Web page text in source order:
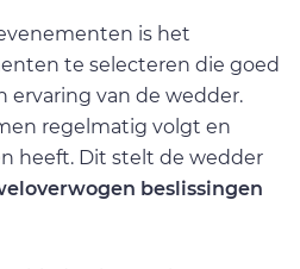
is het
te selecteren die goed
ervaring van de wedder.
regelmatig volgt en
heeft. Dit stelt de wedder
beslissingen